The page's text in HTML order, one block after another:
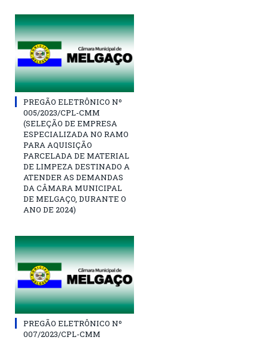
PREGÃO ELETRÔNICO Nº
005/2023/CPL-CMM
(SELEÇÃO DE EMPRESA
ESPECIALIZADA NO RAMO
PARA AQUISIÇÃO
PARCELADA DE MATERIAL
DE LIMPEZA DESTINADO A
ATENDER AS DEMANDAS
DA CÂMARA MUNICIPAL
DE MELGAÇO, DURANTE O
ANO DE 2024)
PREGÃO ELETRÔNICO Nº
007/2023/CPL-CMM